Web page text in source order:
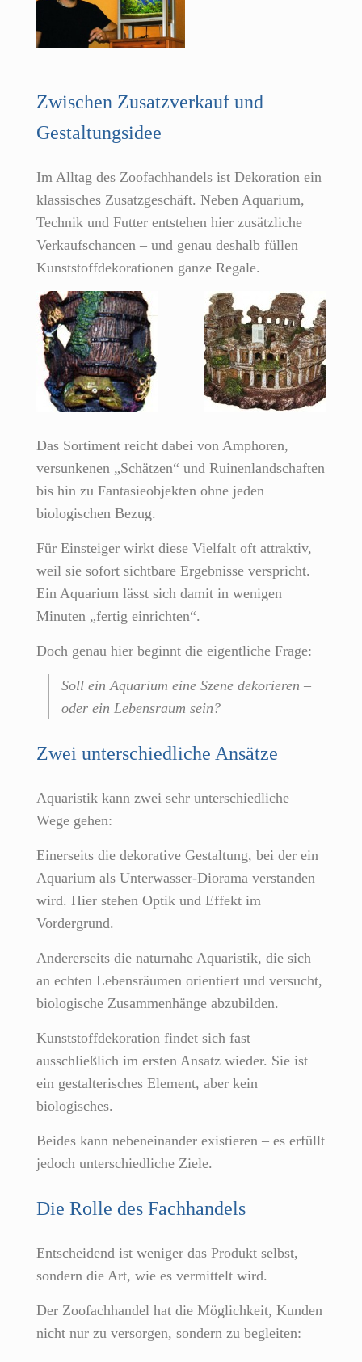
Zwischen Zusatzverkauf und
Gestaltungsidee
Im Alltag des Zoofachhandels ist Dekoration ein
klassisches Zusatzgeschäft. Neben Aquarium,
Technik und Futter entstehen hier zusätzliche
Verkaufschancen – und genau deshalb füllen
Kunststoffdekorationen ganze Regale.
Das Sortiment reicht dabei von Amphoren,
versunkenen „Schätzen“ und Ruinenlandschaften
bis hin zu Fantasieobjekten ohne jeden
biologischen Bezug.
Für Einsteiger wirkt diese Vielfalt oft attraktiv,
weil sie sofort sichtbare Ergebnisse verspricht.
Ein Aquarium lässt sich damit in wenigen
Minuten „fertig einrichten“.
Doch genau hier beginnt die eigentliche Frage:
Soll ein Aquarium eine Szene dekorieren –
oder ein Lebensraum sein?
Zwei unterschiedliche Ansätze
Aquaristik kann zwei sehr unterschiedliche
Wege gehen:
Einerseits die dekorative Gestaltung, bei der ein
Aquarium als Unterwasser-Diorama verstanden
wird. Hier stehen Optik und Effekt im
Vordergrund.
Andererseits die naturnahe Aquaristik, die sich
an echten Lebensräumen orientiert und versucht,
biologische Zusammenhänge abzubilden.
Kunststoffdekoration findet sich fast
ausschließlich im ersten Ansatz wieder. Sie ist
ein gestalterisches Element, aber kein
biologisches.
Beides kann nebeneinander existieren – es erfüllt
jedoch unterschiedliche Ziele.
Die Rolle des Fachhandels
Entscheidend ist weniger das Produkt selbst,
sondern die Art, wie es vermittelt wird.
Der Zoofachhandel hat die Möglichkeit, Kunden
nicht nur zu versorgen, sondern zu begleiten: